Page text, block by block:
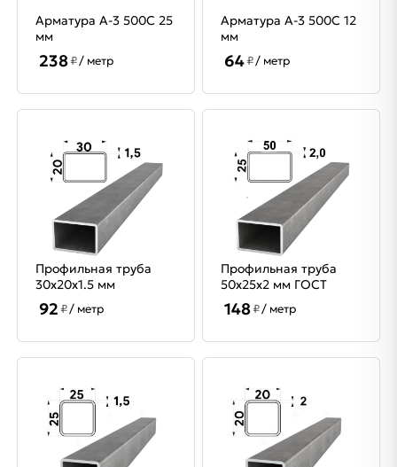
Арматура A-3 500C 25
мм
238₽/ метр
Арматура A-3 500C 12
мм
64₽/ метр
Профильная труба
30х20х1.5 мм
92 ₽/ метр
Профильная труба
50х25х2 мм ГОСТ
148₽/ метр